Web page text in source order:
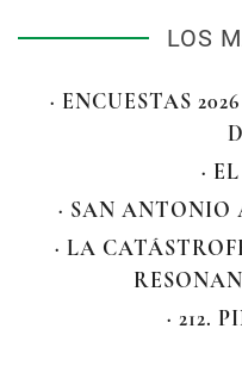
LOS
· ENCUESTAS
·
· SAN ANTONIO
· LA
· 212.